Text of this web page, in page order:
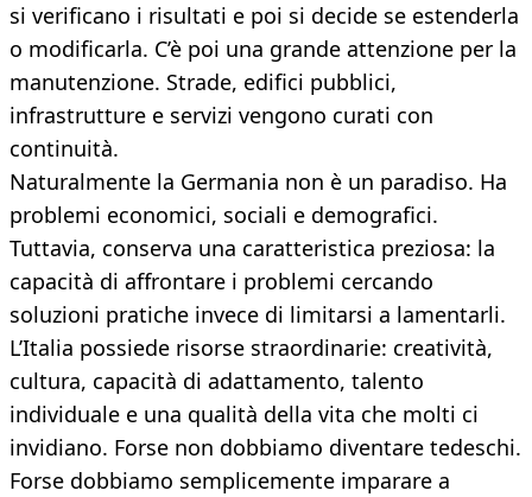
si verificano i risultati e poi si decide se estenderla
o modificarla. C’è poi una grande attenzione per la
manutenzione. Strade, edifici pubblici,
infrastrutture e servizi vengono curati con
continuità.
Naturalmente la Germania non è un paradiso. Ha
problemi economici, sociali e demografici.
Tuttavia, conserva una caratteristica preziosa: la
capacità di affrontare i problemi cercando
soluzioni pratiche invece di limitarsi a lamentarli.
L’Italia possiede risorse straordinarie: creatività,
cultura, capacità di adattamento, talento
individuale e una qualità della vita che molti ci
invidiano. Forse non dobbiamo diventare tedeschi.
Forse dobbiamo semplicemente imparare a